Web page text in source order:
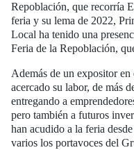
Repoblación, que recorría
feria y su lema de 2022,
Local ha tenido una
Feria de la Repoblación,
Además de un expositor
acercado su labor, de más
entregando a
pero también a futuros
han acudido a la feria
varios los portavoces del